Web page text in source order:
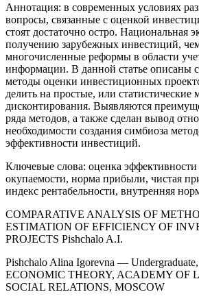
Аннотация: в современных условиях
вопросы, связанные с оценкой
стоят достаточно остро. Национальная
получению зарубежных инвестиций,
многочисленные реформы в области
информации. В данной статье описаны
методы оценки инвестиционных
делить на простые, или
дисконтирования. Выявляются
ряда методов, а также сделан вывод
необходимости создания симбиоза
эффективности инвестиций.
Ключевые слова: оценка
окупаемости, норма прибыли, чистая
индекс рентабельности, внутренняя
COMPARATIVE ANALYSIS OF
ESTIMATION OF EFFICIENCY OF
PROJECTS Pishchalo A.I.
Pishchalo Alina Igorevna —
ECONOMIC THEORY, ACADEMY OF
SOCIAL RELATIONS, MOSCOW